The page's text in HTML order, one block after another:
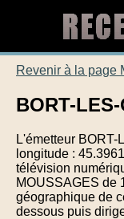
Revenir à la page
BORT-
L'émetteur
longitude :
télévision
MOUSSAGES de
géographique de
dessous puis